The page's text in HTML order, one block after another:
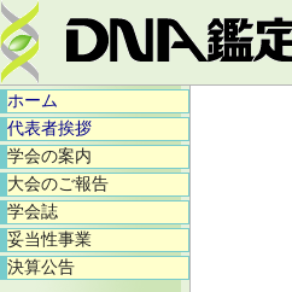
ホーム
代表者挨拶
学会の案内
大会のご報告
学会誌
妥当性事業
決算公告